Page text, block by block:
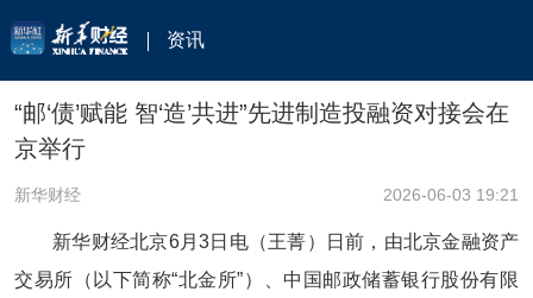
资讯
“邮‘债’赋能 智‘造’共进”先进制造投融资对接会在
京举行
新华财经 2026-06-03 19:21
新华财经北京6月3日电（王菁）日前，由北京金融资产
交易所（以下简称“北金所”）、中国邮政储蓄银行股份有限